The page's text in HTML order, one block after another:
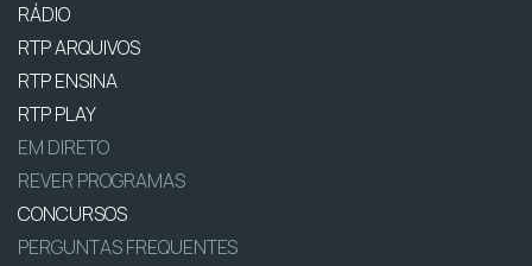
RÁDIO
RTP ARQUIVOS
RTP ENSINA
RTP PLAY
EM DIRETO
REVER PROGRAMAS
CONCURSOS
PERGUNTAS FREQUENTES